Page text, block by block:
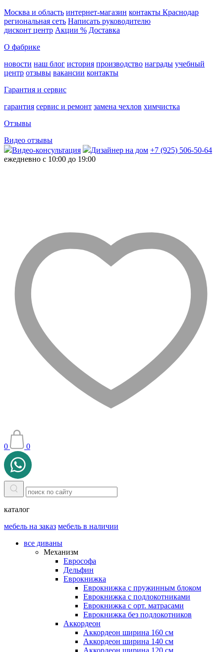
Москва и область интернет-магазин контакты Краснодар
региональная сеть Написать руководителю
дисконт центр Акции % Доставка
О фабрике
новости наш блог история производство награды учебный
центр отзывы вакансии контакты
Гарантия и сервис
гарантия сервис и ремонт замена чехлов химчистка
Отзывы
Видео отзывы
Видео-консультация
Дизайнер на дом +7 (925) 506-50-64
ежедневно с 10:00 до 19:00
0 0
каталог
мебель на заказ мебель в наличии
все диваны
Механизм
Еврософа
Дельфин
Еврокнижка
Еврокнижка с пружинным блоком
Еврокнижка с подлокотниками
Еврокнижка с орт. матрасами
Еврокнижка без подлокотников
Аккордеон
Аккордеон ширина 160 см
Аккордеон ширина 140 см